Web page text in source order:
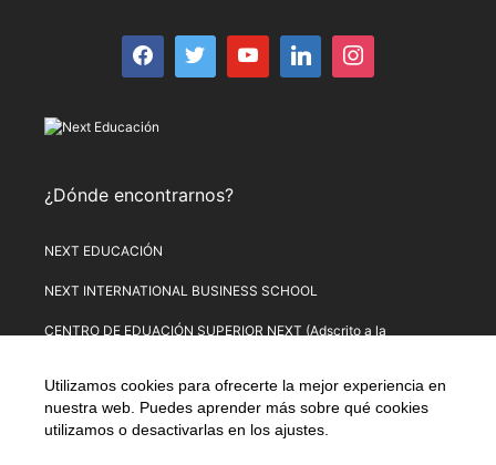
¿Dónde encontrarnos?
NEXT EDUCACIÓN
NEXT INTERNATIONAL BUSINESS SCHOOL
CENTRO DE EDUACIÓN SUPERIOR NEXT (Adscrito a la
PLATAFORMA DE FORMACIÓN NEXT
Aviso Legal – Política de Privacidad–Términos y condiciones de
Utilizamos cookies para ofrecerte la mejor experiencia en
nuestra web. Puedes aprender más sobre qué cookies
utilizamos o desactivarlas en los ajustes